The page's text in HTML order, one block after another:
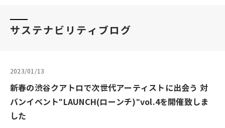
サステナビリティブログ
2023/01/13
新春の渋谷クアトロで次世代アーティストに出会う 対
バンイベント"LAUNCH(ローンチ)"vol.4を開催致しま
した